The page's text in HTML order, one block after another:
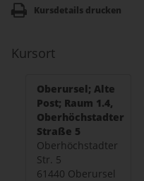
Kursdetails drucken
Kursort
Oberursel; Alte
Post; Raum 1.4,
Oberhöchstadter
Straße 5
Oberhöchstadter
Str. 5
61440 Oberursel